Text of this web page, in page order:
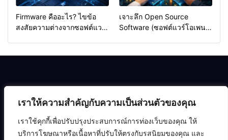
เราให้ความสำคัญกับความเป็นส่วนตัวของคุณ
เราใช้คุกกี้เพื่อปรับปรุงประสบการณ์การท่องเว็บของคุณ ให้
บริการโฆษณาหรือเนื้อหาที่ปรับให้ตรงกับรสนิยมของคุณ และ
Firmware คืออะไร? ไขข้อ
สงสัยความต่างจากซอฟต์แวร์
เจาะลึก Open Source
Software (ซอฟต์แวร์โอเพน
อัปเดตเทรนด์ไอทีฉบับเข้าใจง่าย สรุปให้ครบ จบที่ Numsai